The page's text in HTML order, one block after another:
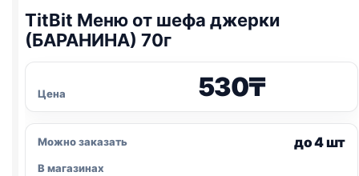
TitBit Меню от шефа джерки
(БАРАНИНА) 70г
Цена 530₸
Можно заказать до 4 шт
В магазинах